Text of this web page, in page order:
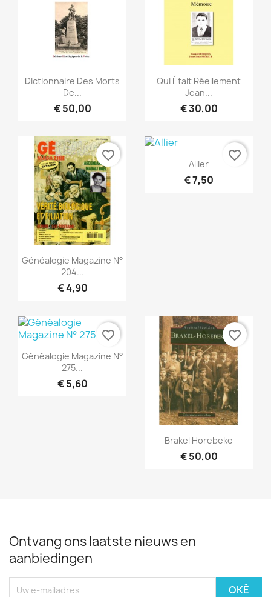
Snel bekijken
Dictionnaire Des Morts
De...
€ 50,00
Snel bekijken
Qui Était Réellement
Jean...
€ 30,00
Snel bekijken
Généalogie Magazine N°
204...
€ 4,90
favorite_border Snel bekijken
Allier
€ 7,50
favorite_border
Snel bekijken
Généalogie Magazine N°
275...
€ 5,60
favorite_border
Snel bekijken
Brakel Horebeke
€ 50,00
favorite_border
Ontvang ons laatste nieuws en
aanbiedingen